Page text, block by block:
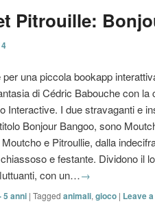
Pitrouille:
una piccola bookapp
di Cédric Babouche con la
Interactive. I due stravaganti e
Bonjour Bangoo, sono
e Pitroullie, dalla
e festante. Dividono il
con un…→
5 anni | Tagged animali, gioco | Leave